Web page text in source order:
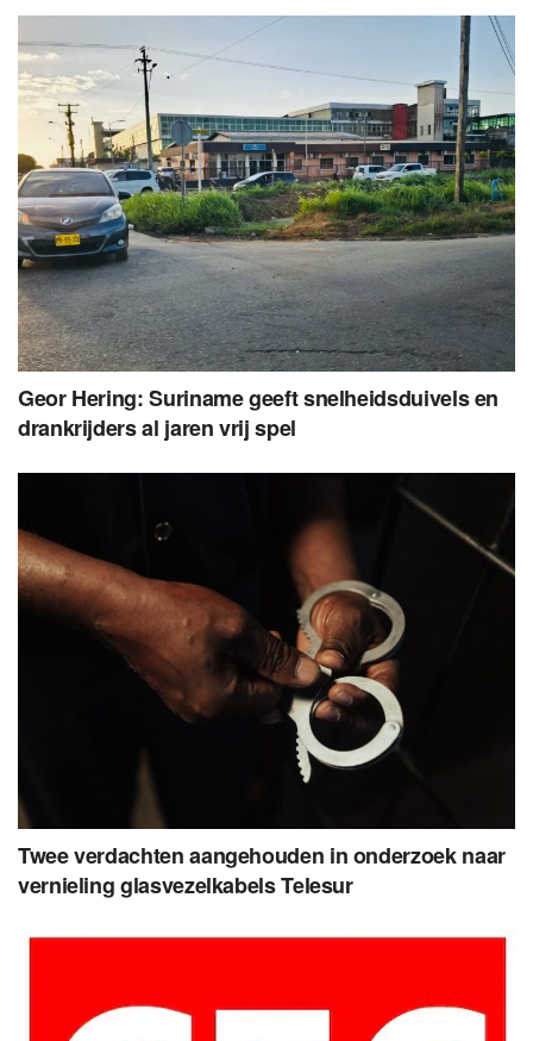
Geor Hering: Suriname geeft snelheidsduivels en
drankrijders al jaren vrij spel
Twee verdachten aangehouden in onderzoek naar
vernieling glasvezelkabels Telesur